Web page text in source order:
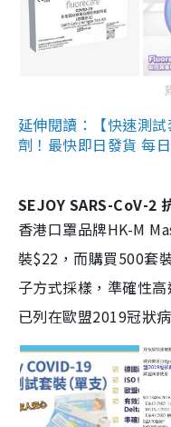
延伸閱讀：【快速測
劑！最快即日發貨 每
SEJOY SARS-CoV-2
香港口罩品牌HK-M
裝$22，而購買500套
子方式採樣，準確性
已列在歐盟2019冠狀